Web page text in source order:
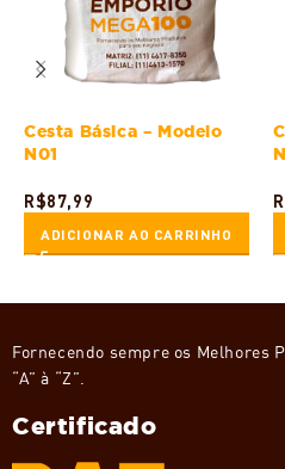
Cesta Básica – Modelo
N01
R$87,99
ADICIONAR AO CARRINHO
Fornecendo sempre os Melhores
“A” à “Z”.
Certificado